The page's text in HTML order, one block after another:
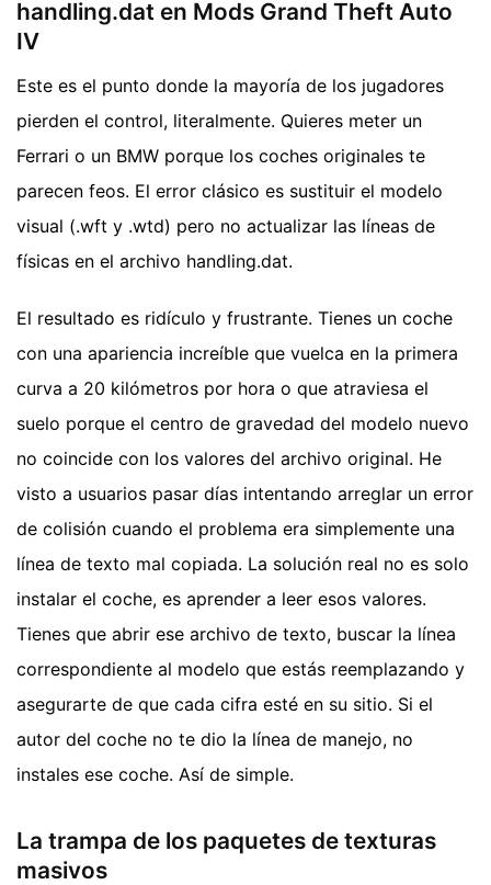
handling.dat en Mods Grand Theft Auto
IV
Este es el punto donde la mayoría de los jugadores
pierden el control, literalmente. Quieres meter un
Ferrari o un BMW porque los coches originales te
parecen feos. El error clásico es sustituir el modelo
visual (.wft y .wtd) pero no actualizar las líneas de
físicas en el archivo handling.dat.
El resultado es ridículo y frustrante. Tienes un coche
con una apariencia increíble que vuelca en la primera
curva a 20 kilómetros por hora o que atraviesa el
suelo porque el centro de gravedad del modelo nuevo
no coincide con los valores del archivo original. He
visto a usuarios pasar días intentando arreglar un error
de colisión cuando el problema era simplemente una
línea de texto mal copiada. La solución real no es solo
instalar el coche, es aprender a leer esos valores.
Tienes que abrir ese archivo de texto, buscar la línea
correspondiente al modelo que estás reemplazando y
asegurarte de que cada cifra esté en su sitio. Si el
autor del coche no te dio la línea de manejo, no
instales ese coche. Así de simple.
La trampa de los paquetes de texturas
masivos